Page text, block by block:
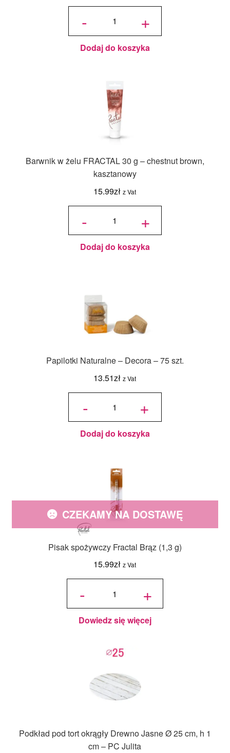
-
ilość
okrągły
Drewno
Ciemne
Ø 30
cm, h 1
Julita
+
Dodaj do koszyka
Barwnik w żelu FRACTAL 30 g – chestnut brown,
kasztanowy
15.99zł z Vat
-
ilość
FRACTAL
30 g -
chestnut
brown,
kasztanowy
+
Dodaj do koszyka
Papilotki Naturalne – Decora – 75 szt.
13.51zł z Vat
-
ilość
- Decora -
75 szt. +
Dodaj do koszyka
Pisak spożywczy Fractal Brąz (1,3 g)
15.99zł z Vat
CZEKAMY NA DOSTAWĘ
-
ilość Pisak
Brąz (1,3
g) +
Dowiedz się więcej
Podkład pod tort okrągły Drewno Jasne Ø 25 cm, h 1
cm – PC Julita